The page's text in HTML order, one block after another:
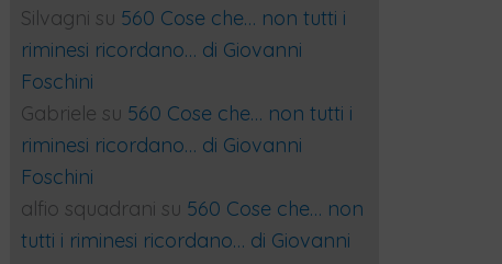
Silvagni su 560 Cose che… non tutti i
riminesi ricordano… di Giovanni
Foschini
Gabriele su 560 Cose che… non tutti i
riminesi ricordano… di Giovanni
Foschini
alfio squadrani su 560 Cose che… non
tutti i riminesi ricordano… di Giovanni